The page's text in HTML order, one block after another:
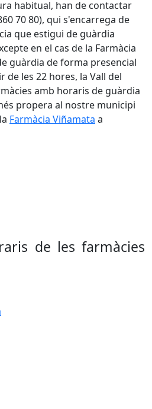
habitual, han de contactar
70 80), qui s'encarrega de
que estigui de guàrdia
en el cas de la Farmàcia
guàrdia de forma presencial
de les 22 hores, la Vall del
amb horaris de guàrdia
propera al nostre municipi
Farmàcia Viñamata a
de les farmàcies